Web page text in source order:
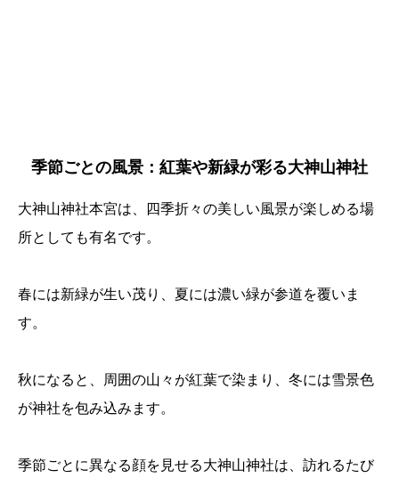
季節ごとの風景：紅葉や新緑が彩る大神山神社
大神山神社本宮は、四季折々の美しい風景が楽しめる場
所としても有名です。
春には新緑が生い茂り、夏には濃い緑が参道を覆いま
す。
秋になると、周囲の山々が紅葉で染まり、冬には雪景色
が神社を包み込みます。
季節ごとに異なる顔を見せる大神山神社は、訪れるたび